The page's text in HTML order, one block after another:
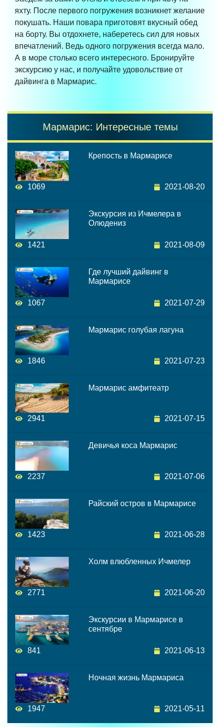
яхту. После первого погружения возникнет желание
покушать. Наши повара приготовят вкусный обед
на борту. Вы отдохнете, наберетесь сил для новых
впечатлений. Ведь одного погружения всегда мало.
А в море столько всего интересного. Бронируйте
экскурсию у нас, и получайте удовольствие от
дайвинга в Мармарис.
Мармарис: Интересные темы
Крепость в Мармарисе
1069 2021-08-20
Экскурсия из Ичмелера в
Олюдениз
1421 2021-08-09
Где лучший дайвинг в
Мармарисе
1067 2021-07-29
Мармарис голубая лагуна
1846 2021-07-23
Мармарис амфитеатр
2941 2021-07-15
Девичья коса Мармарис
2237 2021-07-06
Райский остров в Мармарисе
1423 2021-06-28
Холм влюбленных Ичмелер
2771 2021-06-20
Экскурсии в Мармарисе в
сентябре
841 2021-06-13
Ночная жизнь Мармариса
1947 2021-05-11